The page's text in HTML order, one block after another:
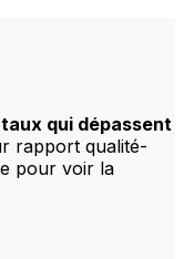
qui dépassent
rapport qualité-
pour voir la